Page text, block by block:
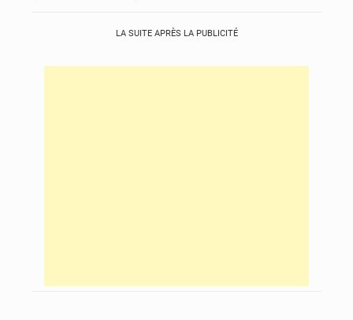
LA SUITE APRÈS LA PUBLICITÉ